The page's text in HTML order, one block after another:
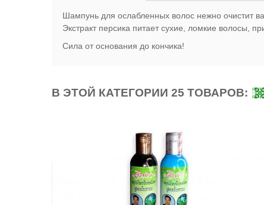
Шампунь для ослабленных волос нежно очистит
Экстракт персика питает сухие, ломкие волосы,
Сила от основания до кончика!
В ЭТОЙ КАТЕГОРИИ 25 ТОВАРОВ: